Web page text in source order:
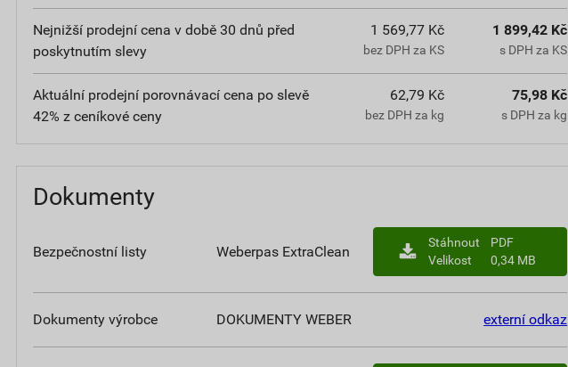
Nejnižší prodejní cena v době 30 dnů před
poskytnutím slevy
1 569,77 Kč
bez DPH za KS
1 899,42 Kč
s DPH za KS
Aktuální prodejní porovnávací cena po slevě
42% z ceníkové ceny
62,79 Kč
bez DPH za kg
75,98 Kč
s DPH za kg
Dokumenty
Bezpečnostní listy Weberpas ExtraClean
Stáhnout
PDF
Velikost
0,34 MB
Dokumenty výrobce DOKUMENTY WEBER externí odkaz